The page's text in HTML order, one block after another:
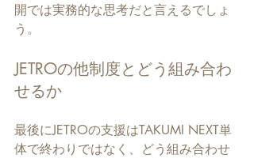
開では実務的な思考だと言えるでしょ
う。
JETROの他制度とどう組み合わ
せるか
最後にJETROの支援はTAKUMI NEXT単
体で終わりではなく、どう組み合わせ